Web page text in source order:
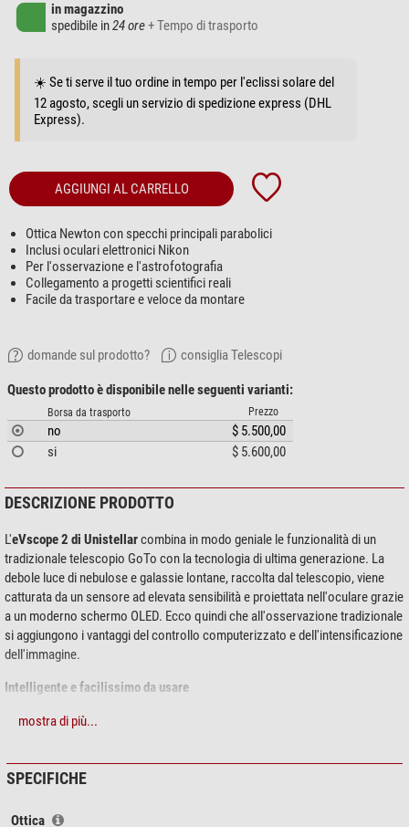
in magazzino
spedibile in24 ore+ Tempo di trasporto
☀️ Se ti serve il tuo ordine in tempo per l'eclissi solare del
12 agosto, scegli un servizio di spedizione express (DHL
Express).
AGGIUNGI AL CARRELLO
Ottica Newton con specchi principali parabolici
Inclusi oculari elettronici Nikon
Per l'osservazione e l'astrofotografia
Collegamento a progetti scientifici reali
Facile da trasportare e veloce da montare
domande sul prodotto? consiglia Telescopi
Questo prodotto è disponibile nelle seguenti varianti:
Borsa da trasporto Prezzo
no
$ 5.500,00
si
$ 5.600,00
DESCRIZIONE PRODOTTO
L'eVscope 2 di Unistellarcombina in modo geniale le funzionalità di un
tradizionale telescopio GoTo con la tecnologia di ultima generazione. La
debole luce di nebulose e galassie lontane, raccolta dal telescopio, viene
catturata da un sensore ad elevata sensibilità e proiettata nell'oculare grazie
a un moderno schermo OLED. Ecco quindi che all'osservazione tradizionale
si aggiungono i vantaggi del controllo computerizzato e dell'intensificazione
dell'immagine.
Intelligente e facilissimo da usare
l'osservazione. Non è necessaria nessuna laboriosa procedura di
automaticamente tramite una bussola interna, un accelerometro e il plate-
solving (riconoscimento della porzione di cielo inquadrata). Il controllo
(Android/iOS) installata nello smartphone o nel tablet. La batteria integrata
mostra di più...
SPECIFICHE
Ottica